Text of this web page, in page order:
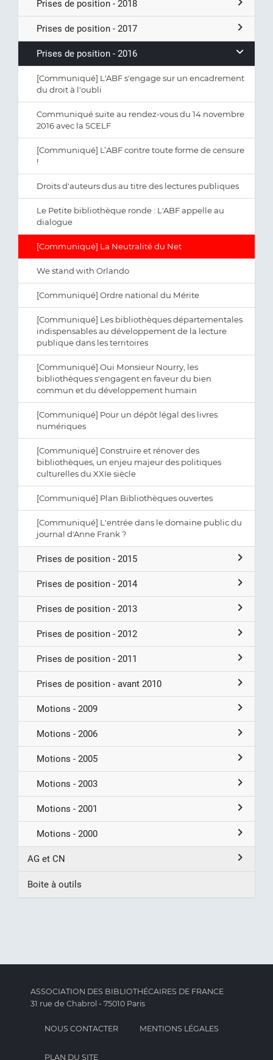
Prises de position - 2018
Prises de position - 2017
Prises de position - 2016
[Communiqué] L'ABF s'engage sur un encadrement
du droit à l'oubli
Communiqué suite au rendez-vous du 14 novembre
2016 avec la SCELF
[Communiqué] L’ABF contre toute forme de censure
!
Droits d'auteurs dus au titre des lectures publiques
Le Petite bibliothèque ronde : L'ABF appelle au
dialogue
[Communiqué] La Neutralité du Net
We stand with Orlando
[Communiqué] Ordre national du Mérite
[Communiqué] Les bibliothèques départementales
indispensables au développement de la lecture
publique dans les territoires
[Communiqué] Oui Monsieur Nourry, les
bibliothèques s'engagent en faveur du bien
commun et du développement humain
[Communiqué] Pour un dépôt légal des livres
numériques
[Communiqué] Construire et rénover des
bibliothèques, un enjeu majeur des politiques
culturelles du XXIe siècle
[Communiqué] Plan Bibliothèques ouvertes
[Communiqué] L'entrée dans le domaine public du
journal d'Anne Frank ?
Prises de position - 2015
Prises de position - 2014
Prises de position - 2013
Prises de position - 2012
Prises de position - 2011
Prises de position - avant 2010
Motions - 2009
Motions - 2006
Motions - 2005
Motions - 2003
Motions - 2001
Motions - 2000
AG et CN
Boite à outils
ASSOCIATION DES BIBLIOTHÉCAIRES DE FRANCE
31 rue de Chabrol - 75010 Paris
NOUS CONTACTER MENTIONS LÉGALES
PLAN DU SITE